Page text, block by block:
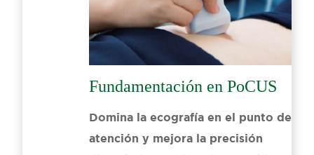
Fundamentación en PoCUS
Domina la ecografía en el punto de
atención y mejora la precisión